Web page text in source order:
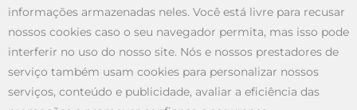
informações armazenadas neles. Você está livre para recusar
nossos cookies caso o seu navegador permita, mas isso pode
interferir no uso do nosso site. Nós e nossos prestadores de
serviço também usam cookies para personalizar nossos
serviços, conteúdo e publicidade, avaliar a eficiência das